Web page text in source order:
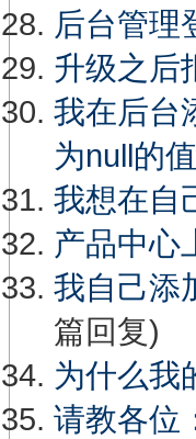
后台管理
升级之后
我在后台
为null的
我想在自
产品中心
我自己添
篇回复)
为什么我
请教各位